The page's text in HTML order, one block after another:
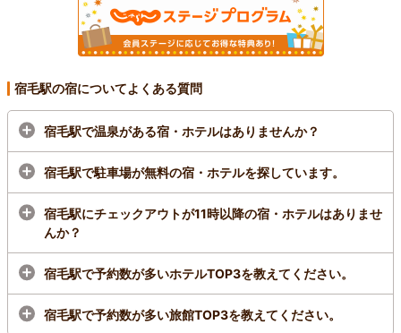
宿毛駅の宿についてよくある質問
宿毛駅で温泉がある宿・ホテルはありませんか？
宿毛駅で駐車場が無料の宿・ホテルを探しています。
宿毛駅にチェックアウトが11時以降の宿・ホテルはありませ
んか？
宿毛駅で予約数が多いホテルTOP3を教えてください。
宿毛駅で予約数が多い旅館TOP3を教えてください。